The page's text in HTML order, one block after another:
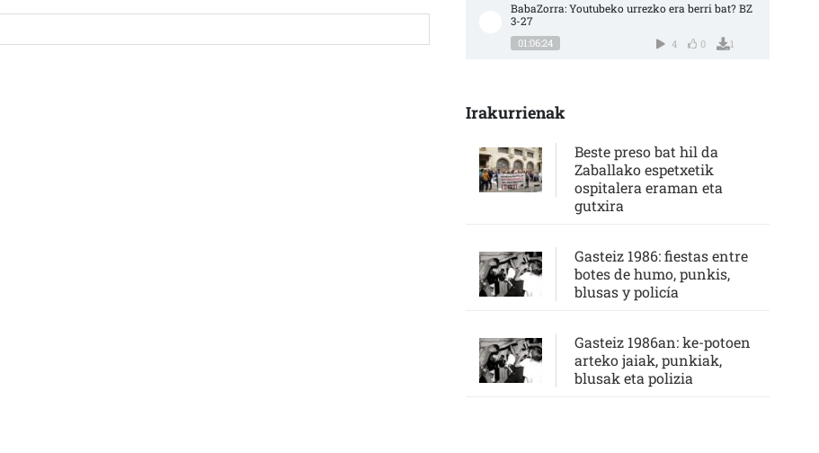
BabaZorra: Youtubeko urrezko era berri bat? BZ
3-27
01:06:24 4 0 1
Irakurrienak
Beste preso bat hil da
Zaballako espetxetik
ospitalera eraman eta
gutxira
Gasteiz 1986: fiestas entre
botes de humo, punkis,
blusas y policía
Gasteiz 1986an: ke-potoen
arteko jaiak, punkiak,
blusak eta polizia